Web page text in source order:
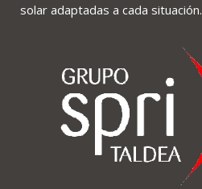
solar adaptadas a cada situación.